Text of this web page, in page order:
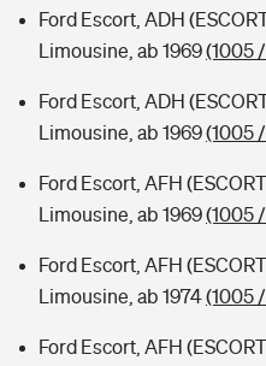
Ford Escort, ADH
Limousine, ab 1969(1005
Ford Escort, ADH
Limousine, ab 1969(1005
Ford Escort, AFH
Limousine, ab 1969(1005
Ford Escort, AFH
Limousine, ab 1974(1005
Ford Escort, AFH